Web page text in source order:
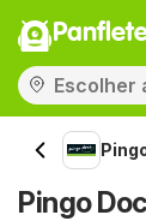
Pingo